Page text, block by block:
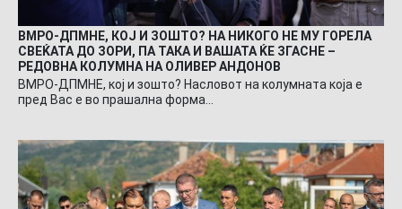
ВМРО-ДПМНЕ, КОЈ И ЗОШТО? НА НИКОГО НЕ МУ ГОРЕЛА
СВЕЌАТА ДО ЗОРИ, ПА ТАКА И ВАШАТА ЌЕ ЗГАСНЕ –
РЕДОВНА КОЛУМНА НА ОЛИВЕР АНДОНОВ
ВМРО-ДПМНЕ, кој и зошто? Насловот на колумната која е
пред Вас е во прашална форма…